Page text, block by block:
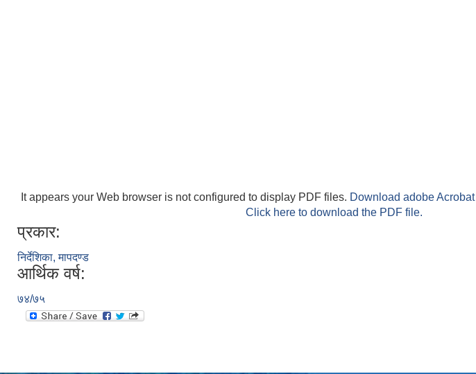
It appears your Web browser is not configured to display PDF files. Download adobe Acrobat
Click here to download the PDF file.
प्रकार:
निर्देशिका, मापदण्ड
आर्थिक वर्ष:
७४/७५